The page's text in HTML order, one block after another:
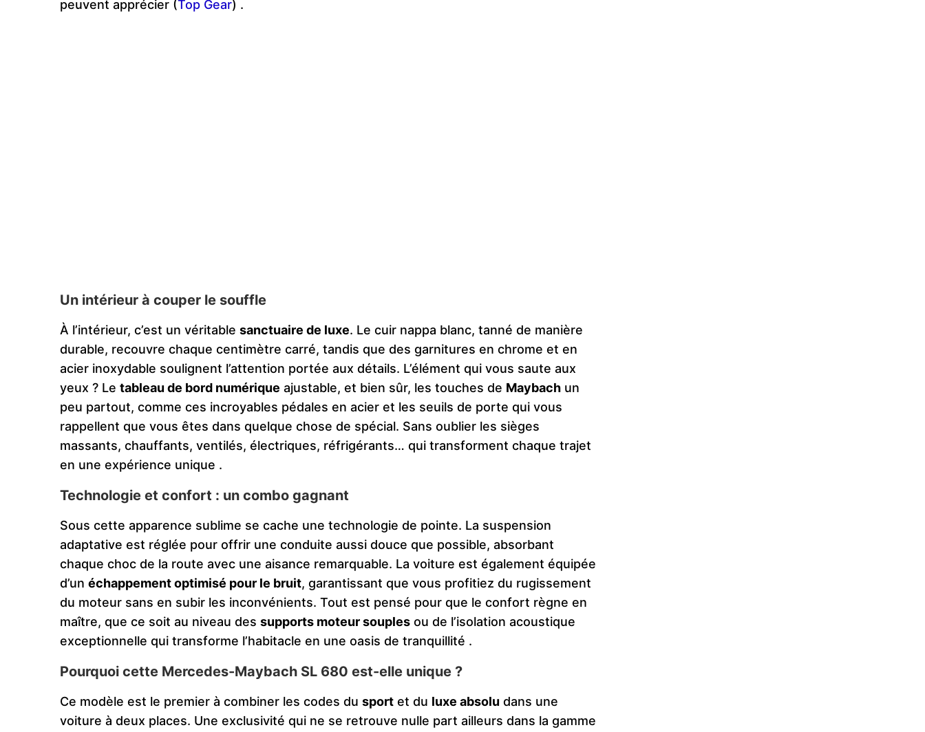
peuvent apprécier​ (Top Gear) .
Un intérieur à couper le souffle
À l’intérieur, c’est un véritable sanctuaire de luxe. Le cuir nappa blanc, tanné de manière
durable, recouvre chaque centimètre carré, tandis que des garnitures en chrome et en
acier inoxydable soulignent l’attention portée aux détails. L’élément qui vous saute aux
yeux ? Le tableau de bord numérique ajustable, et bien sûr, les touches de Maybach un
peu partout, comme ces incroyables pédales en acier et les seuils de porte qui vous
rappellent que vous êtes dans quelque chose de spécial. Sans oublier les sièges
massants, chauffants, ventilés, électriques, réfrigérants… qui transforment chaque trajet
en une expérience unique​ .
Technologie et confort : un combo gagnant
Sous cette apparence sublime se cache une technologie de pointe. La suspension
adaptative est réglée pour offrir une conduite aussi douce que possible, absorbant
chaque choc de la route avec une aisance remarquable. La voiture est également équipée
d’un échappement optimisé pour le bruit, garantissant que vous profitiez du rugissement
du moteur sans en subir les inconvénients. Tout est pensé pour que le confort règne en
maître, que ce soit au niveau des supports moteur souples ou de l’isolation acoustique
exceptionnelle qui transforme l’habitacle en une oasis de tranquillité​ .
Pourquoi cette Mercedes-Maybach SL 680 est-elle unique ?
Ce modèle est le premier à combiner les codes du sport et du luxe absolu dans une
voiture à deux places. Une exclusivité qui ne se retrouve nulle part ailleurs dans la gamme